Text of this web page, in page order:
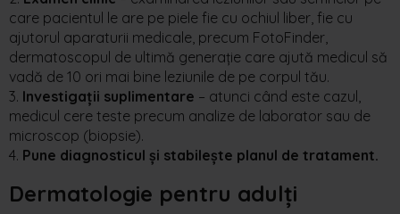
care pacientul le are pe piele fie cu ochiul liber, fie cu
ajutorul aparaturii medicale, precum FotoFinder,
dermatoscopul de ultimă generație care ajută medicul să
vadă de 10 ori mai bine leziunile de pe corpul tău.
3. Investigații suplimentare – atunci când este cazul,
medicul cere teste precum analize de laborator sau de
microscop (biopsie).
4. Pune diagnosticul și stabilește planul de tratament.
Dermatologie pentru adulți